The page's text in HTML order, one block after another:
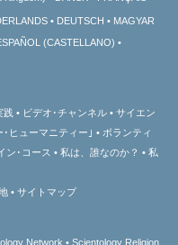
DEUTSCH
MAGYAR
(CASTELLANO)
践 ビデオ･チャンネル
サイエン
ヒューマニティー｣
ボランティ
ン･コース 私は、誰なのか？
私
サイトマップ
Network Scientology Religion